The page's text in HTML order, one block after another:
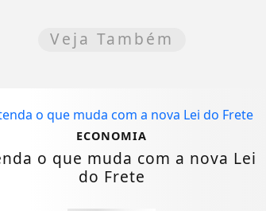
Veja Também
ECONOMIA
o que muda com a nova Lei
do Frete